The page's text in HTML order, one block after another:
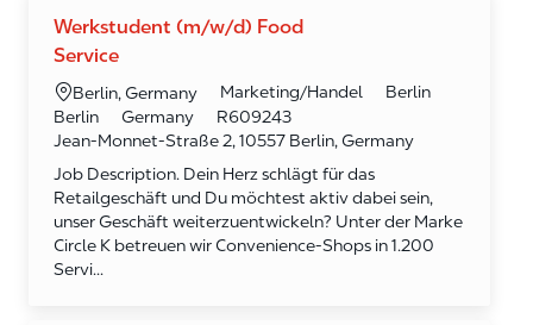
Werkstudent (m/w/d) Food
Service
OrtBerlin, Germany Kategorie
Marketing/Handel
Berlin
Berlin
Germany Required Id
R609243
Jean-Monnet-Straße 2, 10557 Berlin, Germany
Job Description. Dein Herz schlägt für das
Retailgeschäft und Du möchtest aktiv dabei sein,
unser Geschäft weiterzuentwickeln? Unter der Marke
Circle K betreuen wir Convenience-Shops in 1.200
Servi...